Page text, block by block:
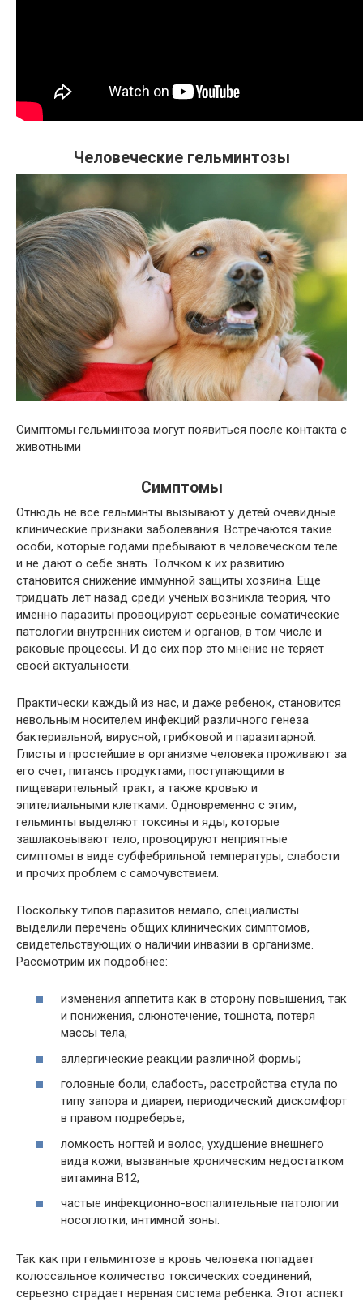
Человеческие гельминтозы
Симптомы гельминтоза могут появиться после контакта с
животными
Симптомы
Отнюдь не все гельминты вызывают у детей очевидные
клинические признаки заболевания. Встречаются такие
особи, которые годами пребывают в человеческом теле
и не дают о себе знать. Толчком к их развитию
становится снижение иммунной защиты хозяина. Еще
тридцать лет назад среди ученых возникла теория, что
именно паразиты провоцируют серьезные соматические
патологии внутренних систем и органов, в том числе и
раковые процессы. И до сих пор это мнение не теряет
своей актуальности.
Практически каждый из нас, и даже ребенок, становится
невольным носителем инфекций различного генеза
бактериальной, вирусной, грибковой и паразитарной.
Глисты и простейшие в организме человека проживают за
его счет, питаясь продуктами, поступающими в
пищеварительный тракт, а также кровью и
эпителиальными клетками. Одновременно с этим,
гельминты выделяют токсины и яды, которые
зашлаковывают тело, провоцируют неприятные
симптомы в виде субфебрильной температуры, слабости
и прочих проблем с самочувствием.
Поскольку типов паразитов немало, специалисты
выделили перечень общих клинических симптомов,
свидетельствующих о наличии инвазии в организме.
Рассмотрим их подробнее:
изменения аппетита как в сторону повышения, так
и понижения, слюнотечение, тошнота, потеря
массы тела;
аллергические реакции различной формы;
головные боли, слабость, расстройства стула по
типу запора и диареи, периодический дискомфорт
в правом подреберье;
ломкость ногтей и волос, ухудшение внешнего
вида кожи, вызванные хроническим недостатком
витамина В12;
частые инфекционно-воспалительные патологии
носоглотки, интимной зоны.
Так как при гельминтозе в кровь человека попадает
колоссальное количество токсических соединений,
серьезно страдает нервная система ребенка. Этот аспект